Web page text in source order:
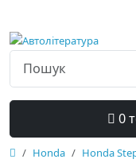
0
Honda
Honda